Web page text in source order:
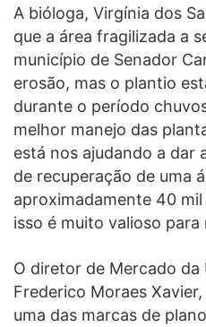
A bióloga, Virgínia dos
que a área fragilizada a
município de Senador
erosão, mas o plantio
durante o período
melhor manejo das
está nos ajudando a dar
de recuperação de uma
aproximadamente 40
isso é muito valioso para
O diretor de Mercado da
Frederico Moraes
uma das marcas de